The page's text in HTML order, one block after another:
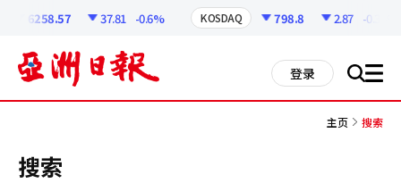
6258.57 37.81 -0.6% KOSDAQ 798.8 2.87 -0.36%
登录 搜 all
主页 搜索
搜索